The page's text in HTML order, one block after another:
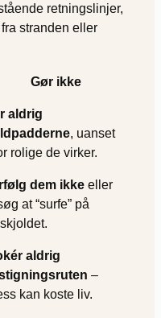
retningslinjer,
stranden eller
Gør ikke
aldrig
, uanset
rolige de virker.
dem ikke eller
at “surfe” på
aldrig
–
kan koste liv.